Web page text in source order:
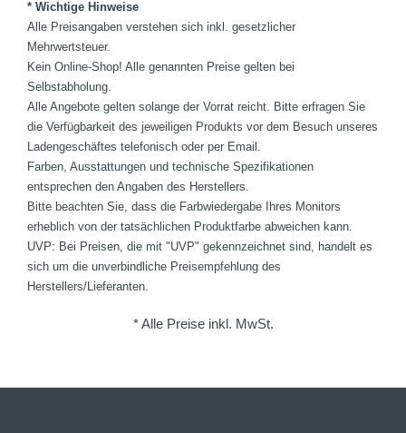
* Wichtige Hinweise
Alle Preisangaben verstehen sich inkl. gesetzlicher
Mehrwertsteuer.
Kein Online-Shop! Alle genannten Preise gelten bei
Selbstabholung.
Alle Angebote gelten solange der Vorrat reicht. Bitte erfragen Sie
die Verfügbarkeit des jeweiligen Produkts vor dem Besuch unseres
Ladengeschäftes telefonisch oder per Email.
Farben, Ausstattungen und technische Spezifikationen
entsprechen den Angaben des Herstellers.
Bitte beachten Sie, dass die Farbwiedergabe Ihres Monitors
erheblich von der tatsächlichen Produktfarbe abweichen kann.
UVP: Bei Preisen, die mit "UVP" gekennzeichnet sind, handelt es
sich um die unverbindliche Preisempfehlung des
Herstellers/Lieferanten.
* Alle Preise inkl. MwSt.